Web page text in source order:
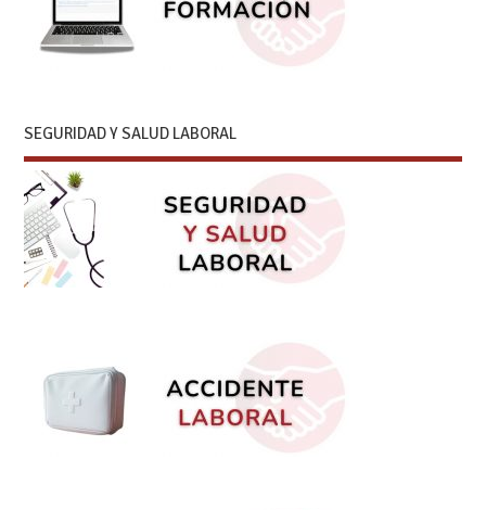
SEGURIDAD Y SALUD LABORAL